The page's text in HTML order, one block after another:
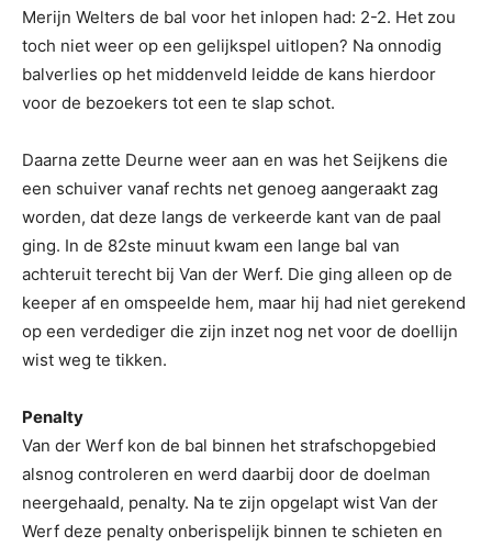
Merijn Welters de bal voor het inlopen had: 2-2. Het zou
toch niet weer op een gelijkspel uitlopen? Na onnodig
balverlies op het middenveld leidde de kans hierdoor
voor de bezoekers tot een te slap schot.
Daarna zette Deurne weer aan en was het Seijkens die
een schuiver vanaf rechts net genoeg aangeraakt zag
worden, dat deze langs de verkeerde kant van de paal
ging. In de 82ste minuut kwam een lange bal van
achteruit terecht bij Van der Werf. Die ging alleen op de
keeper af en omspeelde hem, maar hij had niet gerekend
op een verdediger die zijn inzet nog net voor de doellijn
wist weg te tikken.
Penalty
Van der Werf kon de bal binnen het strafschopgebied
alsnog controleren en werd daarbij door de doelman
neergehaald, penalty. Na te zijn opgelapt wist Van der
Werf deze penalty onberispelijk binnen te schieten en